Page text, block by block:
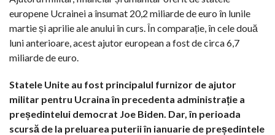
europene Ucrainei a însumat 20,2 miliarde de euro în lunile
martie și aprilie ale anului în curs. În comparație, în cele două
luni anterioare, acest ajutor european a fost de circa 6,7
miliarde de euro.
Statele Unite au fost principalul furnizor de ajutor
militar pentru Ucraina în precedenta administrație a
președintelui democrat Joe Biden. Dar, în perioada
scursă de la preluarea puterii în ianuarie de președintele